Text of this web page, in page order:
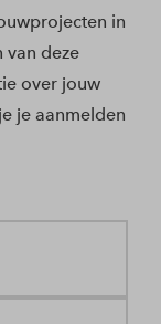
in
van deze
over jouw
je aanmelden